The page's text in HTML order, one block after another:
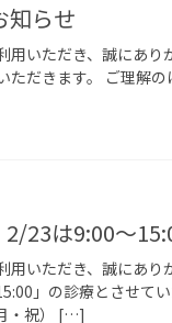
知らせ
用いただき、誠にあり
ただきます。 ご理解
23は9:00〜
用いただき、誠にあり
」の診療とさせて
・祝） […]